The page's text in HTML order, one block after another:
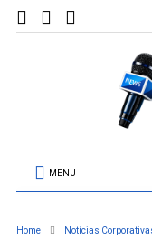
MENU
Home Notícias